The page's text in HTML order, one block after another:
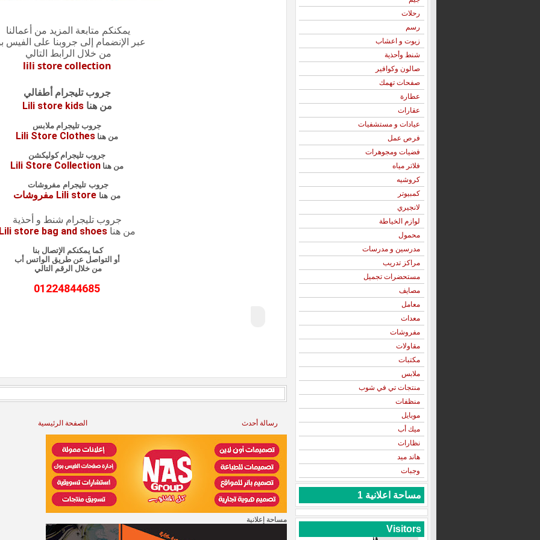
رحلات
رسم
زيوت و اعشاب
شنط وأحذية
صالون وكوافير
صفحات تهمك
عطارة
عقارات
عيادات و مستشفيات
فرص عمل
فضيات ومجوهرات
فلاتر مياه
كروشيه
كمبيوتر
لانجيري
لوازم الخياطة
محمول
مدرسين و مدرسات
مراكز تدريب
مستحضرات تجميل
مصايف
معامل
معدات
مفروشات
مقاولات
مكتبات
ملابس
منتجات تي في شوب
منظفات
موبايل
ميك أب
نظارات
هاند ميد
وجبات
مساحة اعلانية 1
Visitors
يمكنكم متابعة المزيد من أعمالنا
عبر الإنضمام إلى جروبنا على الفيس
من خلال الرابط التالي
lili store collection
جروب تليجرام أطفالي
من هنا Lili store kids
جروب تليجرام ملابس
من هنا Lili Store Clothes
جروب تليجرام كوليكشن
من هنا Lili Store Collection
جروب تليجرام مفروشات
من هنا Lili store مفروشات
جروب تليجرام شنط و أحذية
من هناstore bag and shoes
كما يمكنكم الإتصال بنا
أو التواصل عن طريق الواتس أب
من خلال الرقم التالي
01224844685
رسالة أحدث الصفحة الرئيسية
مساحة إعلانية